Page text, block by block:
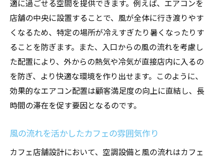
適に過ごせる空間を提供できます。例えば、エアコンを
店舗の中央に設置することで、風が全体に行き渡りやす
くなるため、特定の場所が冷えすぎたり暑くなったりす
ることを防ぎます。また、入口からの風の流れを考慮し
た配置により、外からの熱気や冷気が直接店内に入るの
を防ぎ、より快適な環境を作り出せます。このように、
効果的なエアコン配置は顧客満足度の向上に直結し、長
時間の滞在を促す要因となるのです。
風の流れを活かしたカフェの雰囲気作り
カフェ店舗設計において、空調設備と風の流れはカフェ